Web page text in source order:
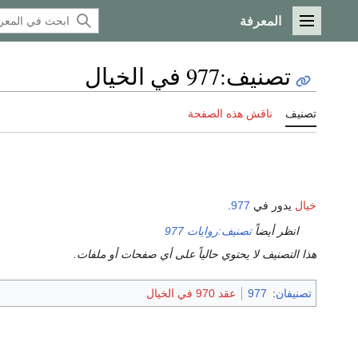
القائمة الرئيسية
المعرفة
تصنيف:977 في الخيال
تصنيف ناقش هذه الصفحة
خيال يدور في 977
انظر أيضاًتصنيف:روايات 977
هذا التصنيف لا يحتوي حالياً على أي صفحات أو ملفات.
تصنيفان:
977 عقد 970 في الخيال